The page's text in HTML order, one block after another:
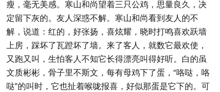
瘦，毫无美感。寒山和尚望着三只公鸡，思量良久，决
定留下灰的。友人深惑不解。寒山和尚看到友人的不
解，说道：红的，好张扬，喜炫耀，晓时打鸣喜欢跃墙
上房，踩坏了瓦蹬坏了墙。来了客人，就数它最欢使，
又跑又叫，生怕客人不知它长得漂亮叫得好听。白的虽
文质彬彬，骨子里不斯文，每有母鸡下了蛋，“咯哒，咯
哒”的叫时，它也扯着喉咙报喜，好似那蛋是它下的。可